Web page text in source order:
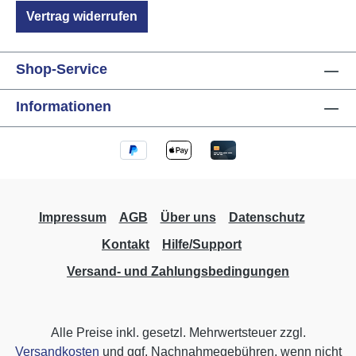
1.000.000 Schaltzyklen Schaltleistung:
empfohlen max. 800W Einschaltstrom: max.
bis +40°C Luftfeuchtigkeit: max. 80% rel.,
Verwendung in ortsfester Installation nach
in UP-Dose, nur ortsfeste Installation
Abmessungen (BxTxH): 50mm Ø x 22mm
Vertrag widerrufen
Shop-Service
Informationen
Impressum AGB Über uns
Datenschutz
Kontakt
Hilfe/Support
Versand- und Zahlungsbedingungen
Alle Preise inkl. gesetzl. Mehrwertsteuer zzgl.
Versandkosten und ggf. Nachnahmegebühren, wenn nicht